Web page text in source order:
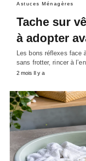
Astuces Ménagères
Tache sur
à adopter
Les bons réflexes face
sans frotter, rincer à
2 mois Il y a